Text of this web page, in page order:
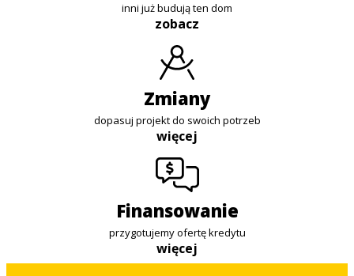
inni już budują ten dom
zobacz
zmiany
dopasuj projekt do swoich potrzeb
więcej
finansowanie
przygotujemy ofertę kredytu
więcej